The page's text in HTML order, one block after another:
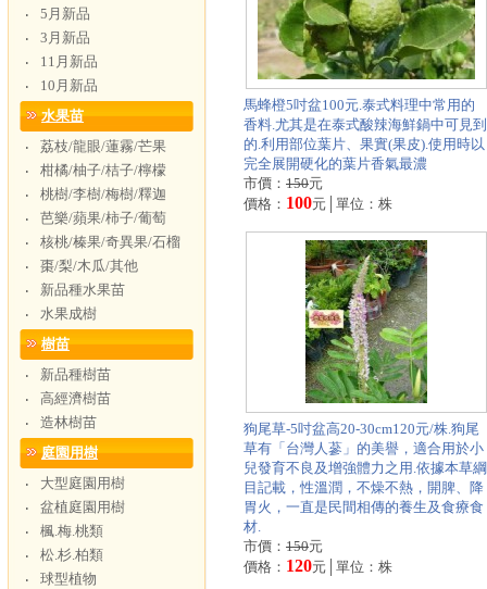
‧
5月新品
‧
3月新品
‧
11月新品
‧
10月新品
水果苗
‧
荔枝/龍眼/蓮霧/芒果
‧
柑橘/柚子/桔子/檸檬
‧
桃樹/李樹/梅樹/釋迦
‧
芭樂/蘋果/柿子/葡萄
‧
核桃/榛果/奇異果/石榴
‧
棗/梨/木瓜/其他
‧
新品種水果苗
‧
水果成樹
樹苗
‧
新品種樹苗
‧
高經濟樹苗
‧
造林樹苗
庭園用樹
‧
大型庭園用樹
‧
盆植庭園用樹
‧
楓.梅.桃類
‧
松.杉.柏類
‧
球型植物
馬蜂橙5吋盆100元.泰式料理中常用的
香料.尤其是在泰式酸辣海鮮鍋中可見到
的.利用部位葉片、果實(果皮).使用時以
完全展開硬化的葉片香氣最濃
市價： 150元
價格： 100元│單位：株
狗尾草-5吋盆高20-30cm120元/株.狗尾
草有「台灣人蔘」的美譽，適合用於小
兒發育不良及增強體力之用.依據本草綱
目記載，性溫潤，不燥不熱，開脾、降
胃火，一直是民間相傳的養生及食療食
材.
市價： 150元
價格： 120元│單位：株